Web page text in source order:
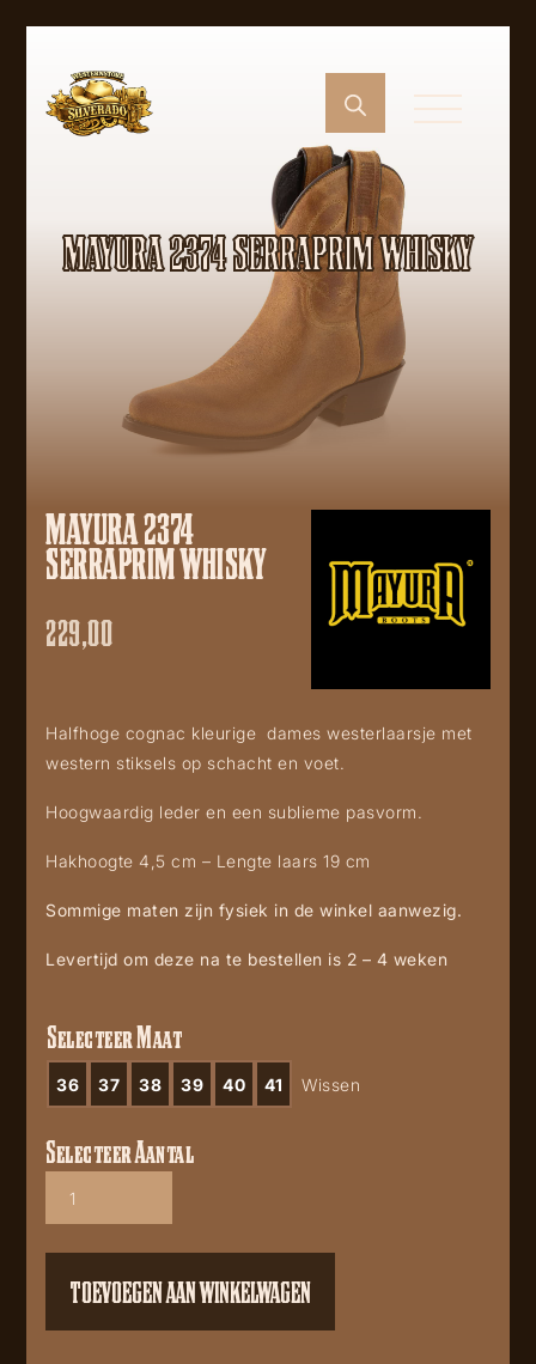
MAYURA 2374 SERRAPRIM WHISKY
MAYURA 2374
SERRAPRIM WHISKY
229,00
Halfhoge cognac kleurige dames westerlaarsje met
western stiksels op schacht en voet.
Hoogwaardig leder en een sublieme pasvorm.
Hakhoogte 4,5 cm – Lengte laars 19 cm
Sommige maten zijn fysiek in de winkel aanwezig.
Levertijd om deze na te bestellen is 2 – 4 weken
Selecteer Maat
36 37 38 39 40 41 Wissen
Mayura
Serraprim
Selecteer Aantal
TOEVOEGEN AAN WINKELWAGEN